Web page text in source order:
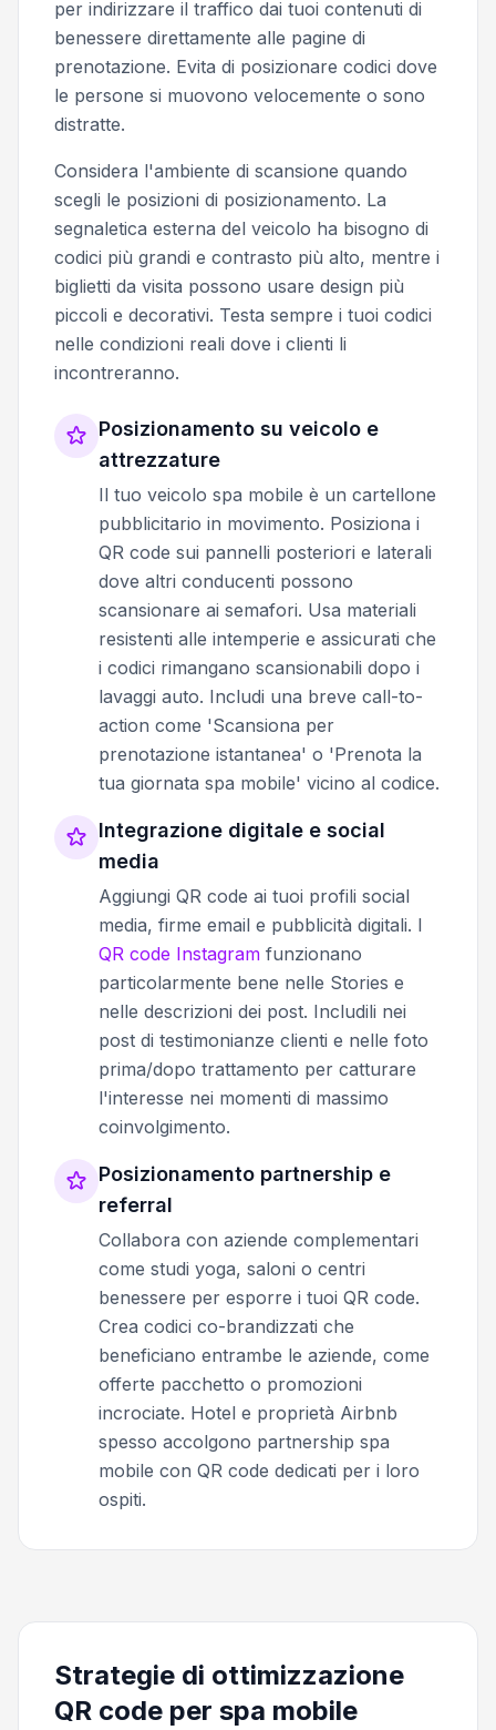
per indirizzare il traffico dai tuoi contenuti di
benessere direttamente alle pagine di
prenotazione. Evita di posizionare codici dove
le persone si muovono velocemente o sono
distratte.
Considera l'ambiente di scansione quando
scegli le posizioni di posizionamento. La
segnaletica esterna del veicolo ha bisogno di
codici più grandi e contrasto più alto, mentre i
biglietti da visita possono usare design più
piccoli e decorativi. Testa sempre i tuoi codici
nelle condizioni reali dove i clienti li
incontreranno.
Posizionamento su veicolo e
attrezzature
Il tuo veicolo spa mobile è un cartellone
pubblicitario in movimento. Posiziona i
QR code sui pannelli posteriori e laterali
dove altri conducenti possono
scansionare ai semafori. Usa materiali
resistenti alle intemperie e assicurati che
i codici rimangano scansionabili dopo i
lavaggi auto. Includi una breve call-to-
action come 'Scansiona per
prenotazione istantanea' o 'Prenota la
tua giornata spa mobile' vicino al codice.
Integrazione digitale e social
media
Aggiungi QR code ai tuoi profili social
media, firme email e pubblicità digitali. I
QR code Instagram funzionano
particolarmente bene nelle Stories e
nelle descrizioni dei post. Includili nei
post di testimonianze clienti e nelle foto
prima/dopo trattamento per catturare
l'interesse nei momenti di massimo
coinvolgimento.
Posizionamento partnership e
referral
Collabora con aziende complementari
come studi yoga, saloni o centri
benessere per esporre i tuoi QR code.
Crea codici co-brandizzati che
beneficiano entrambe le aziende, come
offerte pacchetto o promozioni
incrociate. Hotel e proprietà Airbnb
spesso accolgono partnership spa
mobile con QR code dedicati per i loro
ospiti.
Strategie di ottimizzazione
QR code per spa mobile